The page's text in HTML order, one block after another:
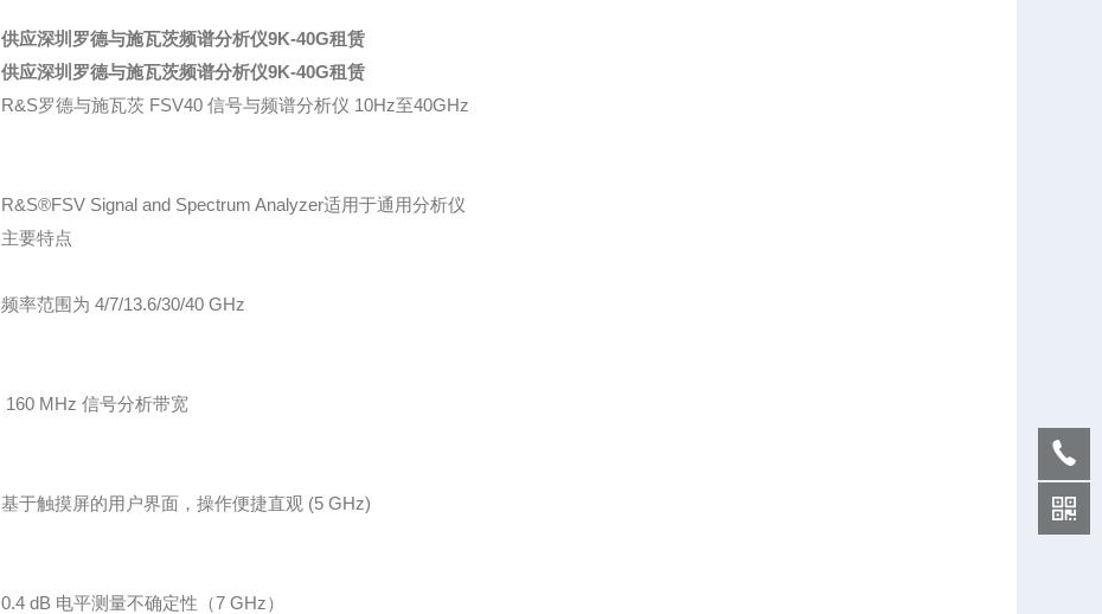
供应深圳罗德与施瓦茨频谱分析仪9K-40G租赁
供应深圳罗德与施瓦茨频谱分析仪9K-40G租赁
R&S罗德与施瓦茨 FSV40 信号与频谱分析仪 10Hz至40GHz
R&S®FSV Signal and Spectrum Analyzer适用于通用分析仪
主要特点
频率范围为 4/7/13.6/30/40 GHz
160 MHz 信号分析带宽
基于触摸屏的用户界面，操作便捷直观 (5 GHz)
0.4 dB 电平测量不确定性（7 GHz）